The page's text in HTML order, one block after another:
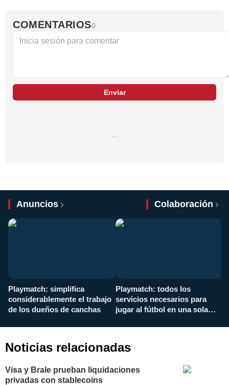
COMENTARIOS0
Enviar
Anuncios Colaboración
Playmatch: simplifica
considerablemente el trabajo
de los dueños de canchas
Playmatch: todos los
servicios necesarios para
jugar al fútbol en una sola
Noticias relacionadas
Visa y Brale prueban liquidaciones
privadas con stablecoins